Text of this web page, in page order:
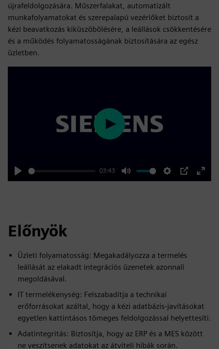
újrafeldolgozására. Műszerfalakat, automatizált
munkafolyamatokat és szerepalapú vezérlőket biztosít a
kézi beavatkozás kiküszöbölésére, a leállások csökkentésére
és a működés folyamatosságának biztosítására az egész
üzletben.
Play
03:43
Mute Settings
PIP
Enter
Play
Előnyök
Üzleti folyamatosság: Megakadályozza a termelés
leállását az elakadt integrációs üzenetek azonnali
megoldásával.
IT termelékenység: Felszabadítja a technikai
erőforrásokat azáltal, hogy a kézi adatbázis-javításokat
egyetlen kattintásos tömeges feldolgozással helyettesíti.
Adatintegritás: Biztosítja, hogy az ERP és a MES között
ne veszítsenek adatokat az átviteli hibák során.